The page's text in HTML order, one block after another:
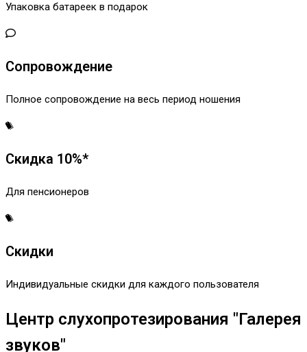
Упаковка батареек в подарок
Сопровождение
Полное сопровождение на весь период ношения
Скидка 10%*
Для пенсионеров
Скидки
Индивидуальные скидки для каждого пользователя
Центр слухопротезирования "Галерея
звуков"